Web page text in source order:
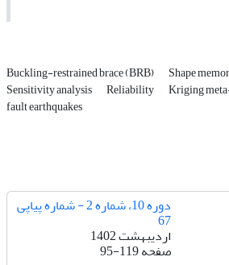
Buckling-restrained brace (BRB) Shape
Sensitivity analysis Reliability Kriging
fault earthquakes
دوره 10، شماره 2 - شماره پیاپی
67
اردیبهشت 1402
صفحه95-119